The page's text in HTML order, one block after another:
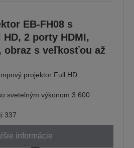
EB-FH08 s
2 porty HDMI,
obraz s veľkosťou až
projektor Full HD
svetelným výkonom 3 600
337
informácie